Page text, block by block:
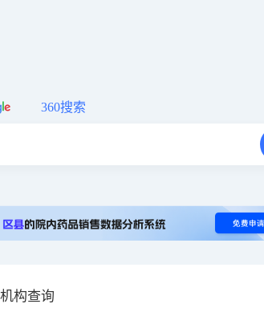
360搜索
构查询